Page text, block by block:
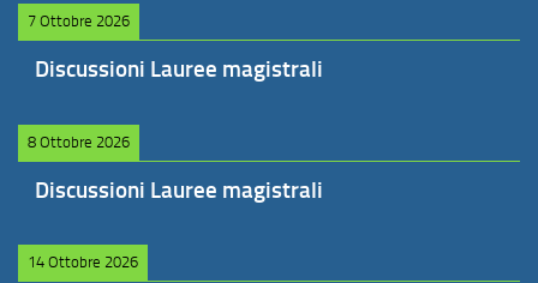
7 Ottobre 2026
Discussioni Lauree magistrali
8 Ottobre 2026
Discussioni Lauree magistrali
14 Ottobre 2026